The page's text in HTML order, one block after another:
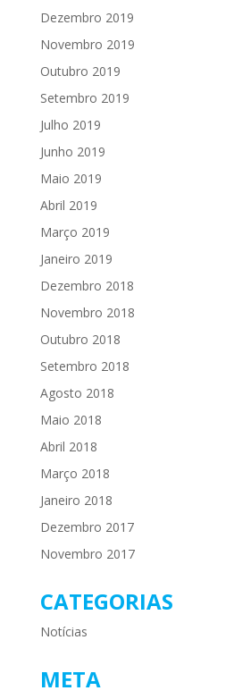
Dezembro 2019
Novembro 2019
Outubro 2019
Setembro 2019
Julho 2019
Junho 2019
Maio 2019
Abril 2019
Março 2019
Janeiro 2019
Dezembro 2018
Novembro 2018
Outubro 2018
Setembro 2018
Agosto 2018
Maio 2018
Abril 2018
Março 2018
Janeiro 2018
Dezembro 2017
Novembro 2017
CATEGORIAS
Notícias
META